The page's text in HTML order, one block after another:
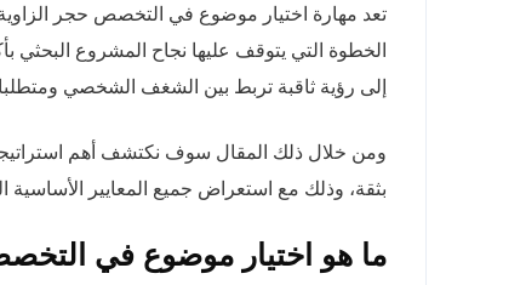
تعد مهارة اختيار موضوع في التخصص حجر
الخطوة التي يتوقف عليها نجاح المشروع البحثي
إلى رؤية ثاقبة تربط بين الشغف الشخصي
ومن خلال ذلك المقال سوف نكتشف أهم
بثقة، وذلك مع استعراض جميع المعايير
ما هو اختيار موضوع في